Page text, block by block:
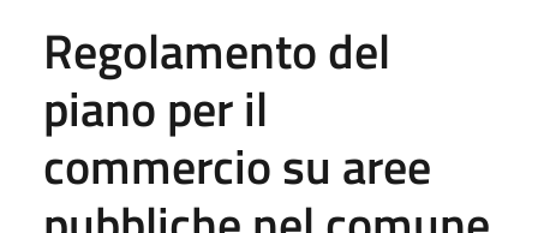
Regolamento del
piano per il
commercio su aree